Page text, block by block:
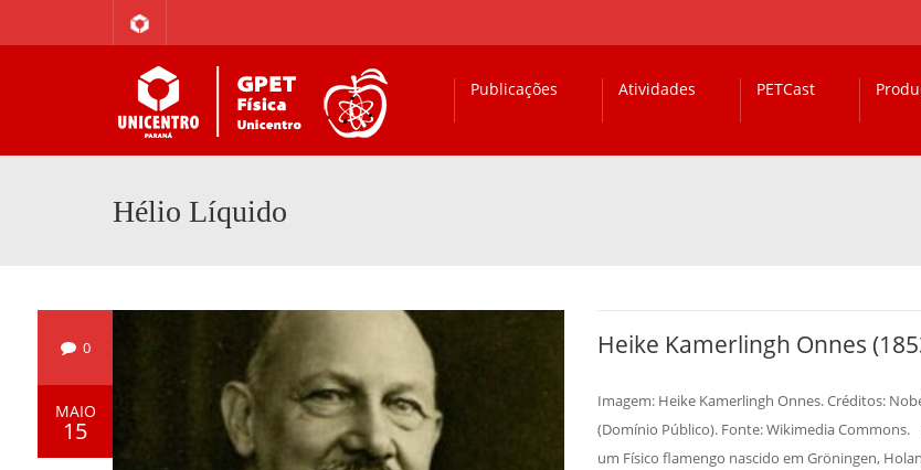
Publicações Atividades PETCast
Hélio Líquido
0
MAIO
15
Heike Kamerlingh Onnes
Imagem: Heike Kamerlingh Onnes. Créditos:
(Domínio Público). Fonte: Wikimedia
um Físico flamengo nascido em Gröningen,